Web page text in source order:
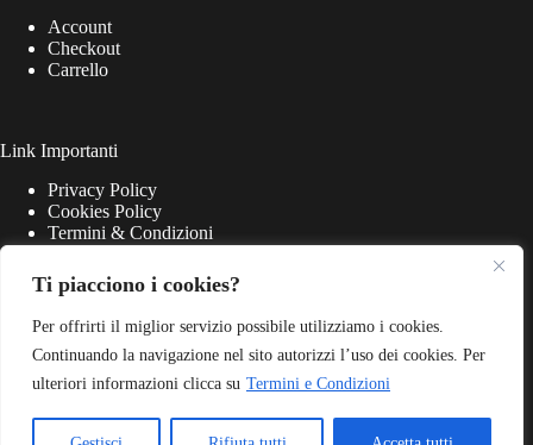
Ti piacciono i cookies?
Per offrirti il miglior servizio possibile utilizziamo i cookies.
Continuando la navigazione nel sito autorizzi l’uso dei cookies. Per
ulteriori informazioni clicca su Termini e Condizioni
Account
Checkout
Carrello
Link Importanti
Privacy Policy
Cookies Policy
Termini & Condizioni